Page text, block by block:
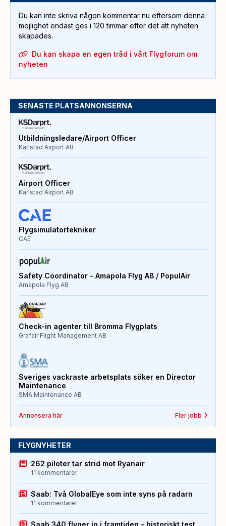
Du kan inte skriva någon kommentar nu eftersom denna
möjlighet endast ges i 120 timmar efter det att nyheten
skapades.
Du kan skapa en egen tråd i vårt Flygforum om
nyheten
SENASTE PLATSANNONSERNA
Utbildningsledare/Airport Officer
Karlstad Airport AB
Airport Officer
Karlstad Airport AB
Flygsimulatortekniker
CAE
Safety Coordinator – Amapola Flyg AB / PopulAir
Amapola Flyg AB
Check-in agenter till Bromma Flygplats
Grafair Flight Management AB
Sveriges vackraste arbetsplats söker en Director
Maintenance
SMA Maintenance AB
Annonsera här Fler jobb
FLYGNYHETER
262 piloter tar strid mot Ryanair
11 kommentarer
Saab: Två GlobalEye som inte syns på radarn
11 kommentarer
Saab 340 flyger in i framtiden – historiskt test